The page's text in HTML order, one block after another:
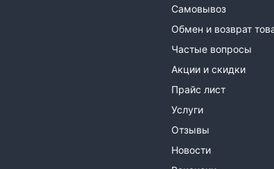
Самовывоз
Обмен и возврат
Частые вопросы
Акции и скидки
Прайс лист
Услуги
Отзывы
Новости